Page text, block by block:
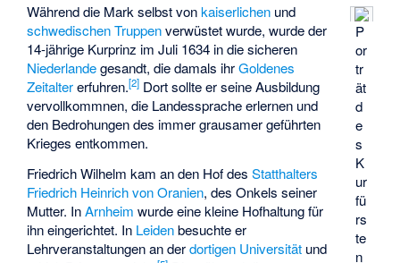
P
or
tr
ät
d
e
s
K
ur
fü
rs
te
n
Während die Mark selbst vonkaiserlichen und
schwedischen Truppenverwüstet wurde, wurde der
14-jährige Kurprinz im Juli 1634 in die sicheren
Niederlandegesandt, die damals ihrGoldenes
Zeitaltererfuhren.[2] Dort sollte er seine Ausbildung
vervollkommnen, die Landessprache erlernen und
den Bedrohungen des immer grausamer geführten
Krieges entkommen.
Friedrich Wilhelm kam an den Hof desStatthalters
Friedrich Heinrich von Oranien, des Onkels seiner
Mutter. InArnheim wurde eine kleine Hofhaltung für
ihn eingerichtet. In Leidenbesuchte er
Lehrveranstaltungen an derdortigen Universität und